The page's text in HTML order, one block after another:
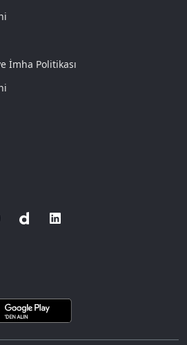
İmha Politikası